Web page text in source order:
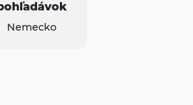
Nemecko